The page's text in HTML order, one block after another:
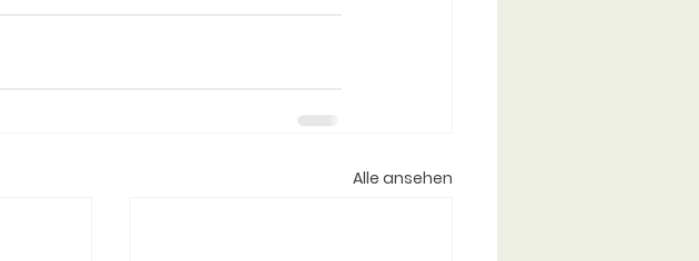
Alle ansehen